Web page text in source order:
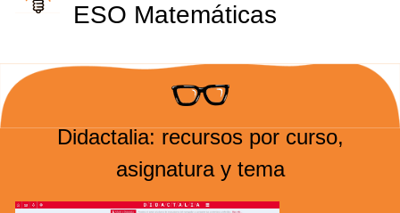
ESO Matemáticas
Didactalia: recursos por curso,
asignatura y tema